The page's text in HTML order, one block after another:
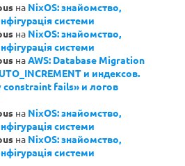
на NixOS: знайомство,
системи
на NixOS: знайомство,
системи
наAWS: Database Migration
и индексов.
fails» и логов
на NixOS: знайомство,
системи
на NixOS: знайомство,
системи